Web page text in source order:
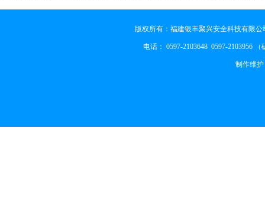
版权所有：福建银丰聚兴安全科技有限
电话： 0597-2103648 0597-2103956
制作维